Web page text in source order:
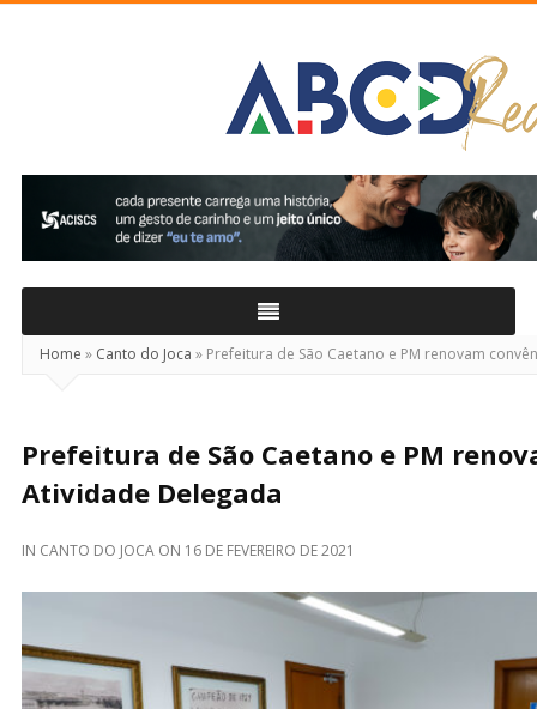
Home » Canto do Joca » Prefeitura de São Caetano e PM renovam
Prefeitura de São Caetano e PM
Atividade Delegada
IN CANTO DO JOCA ON 16 DE FEVEREIRO DE 2021